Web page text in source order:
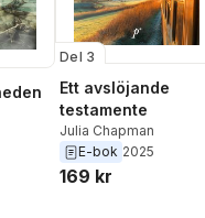
Totalt antal röster:
Del 3
Ett avslöjande
testamente
Julia Chapman
E-bok 2025
169 kr